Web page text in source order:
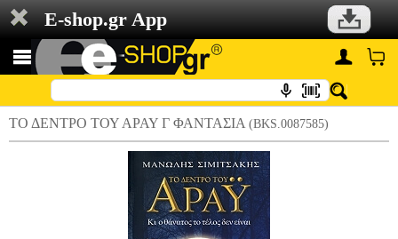
E-shop.gr App
ΤΟ ΔΕΝΤΡΟ ΤΟΥ ΑΡΑΥ Γ ΦΑΝΤΑΣΙΑ (BKS.0087585)